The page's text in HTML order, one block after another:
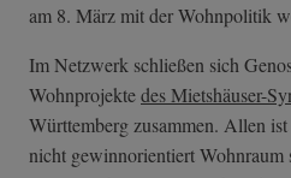
am 8. März mit der Wohnpolitik
Im Netzwerk schließen sich
Wohnprojektedes Mietshäuser-
Württemberg zusammen. Allen
nicht gewinnorientiert Wohnraum